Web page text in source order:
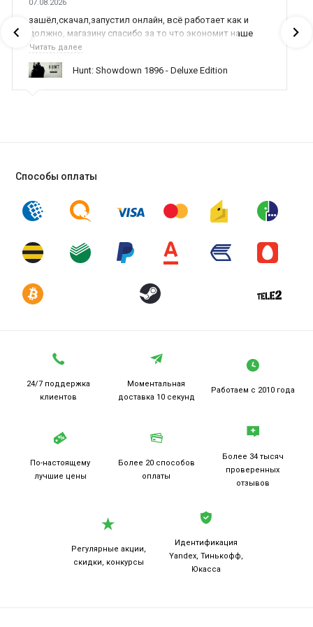
07.08.2026
зашёл,скачал,запустил онлайн, всё работает как и
должно, магазину спасибо за то что экономит наше
время,нервы и деньги, ребята вы красава оказываете
поддержку населению и походу из всех только вы и
оказываете помощь
Читать далее
Hunt: Showdown 1896 - Deluxe Edition
Способы оплаты
24/7 поддержка
клиентов
Моментальная
доставка 10 секунд
Работаем с 2010 года
По-настоящему
лучшие цены
Более 20 способов
оплаты
Более 34 тысяч
проверенных
отзывов
Регулярные акции,
скидки, конкурсы
Идентификация
Yandex, Тинькофф,
Юкасса